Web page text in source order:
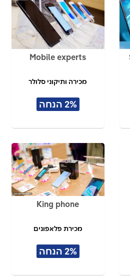
Mobile experts
מכירה ותיקוני סלולר
2% הנחה
King phone
מכירת פלאפונים
2% הנחה